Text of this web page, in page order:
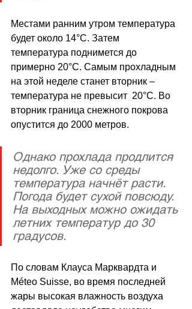
Местами ранним утром температура
будет около 14°C. Затем
температура поднимется до
примерно 20°C. Самым прохладным
на этой неделе станет вторник –
температура не превысит  20°C. Во
вторник граница снежного покрова
опустится до 2000 метров.
Однако прохлада продлится
недолго. Уже со среды
температура начнёт расти.
Погода будет сухой повсюду.
На выходных можно ожидать
летних температур до 30
градусов.
По словам Клауса Марквардта и
Méteo Suisse, во время последней
жары высокая влажность воздуха